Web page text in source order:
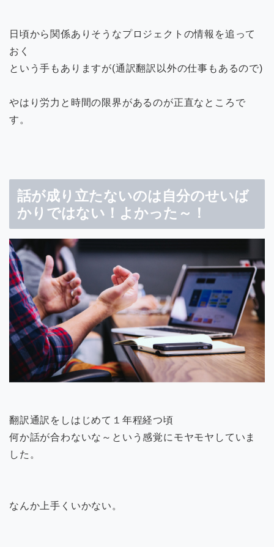
日頃から関係ありそうなプロジェクトの情報を追って
おく
という手もありますが(通訳翻訳以外の仕事もあるので)
やはり労力と時間の限界があるのが正直なところで
す。
話が成り立たないのは自分のせいば
かりではない！よかった～！
翻訳通訳をしはじめて１年程経つ頃
何か話が合わないな～という感覚にモヤモヤしていま
した。
なんか上手くいかない。